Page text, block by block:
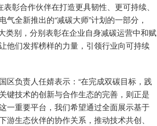
彰合作伙伴在打造更具韧性、更可持续、
全新推出的“减碳大师”计划的一部分，
类别，分别表彰在企业自身减碳运营中和赋
他们发挥榜样的力量，引领行业向可持续
区负责人任婧表示：“在完成双碳目标，践
键技术的创新与合作生态的完善，则正是
一重要平台，我们希望通过全面展示基于
生态伙伴的协作关系，推动技术共创、